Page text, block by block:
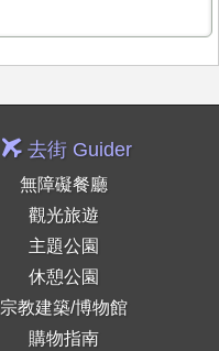
去街 Guider
無障礙餐廳
觀光旅遊
主題公園
休憩公園
宗教建築/博物館
購物指南